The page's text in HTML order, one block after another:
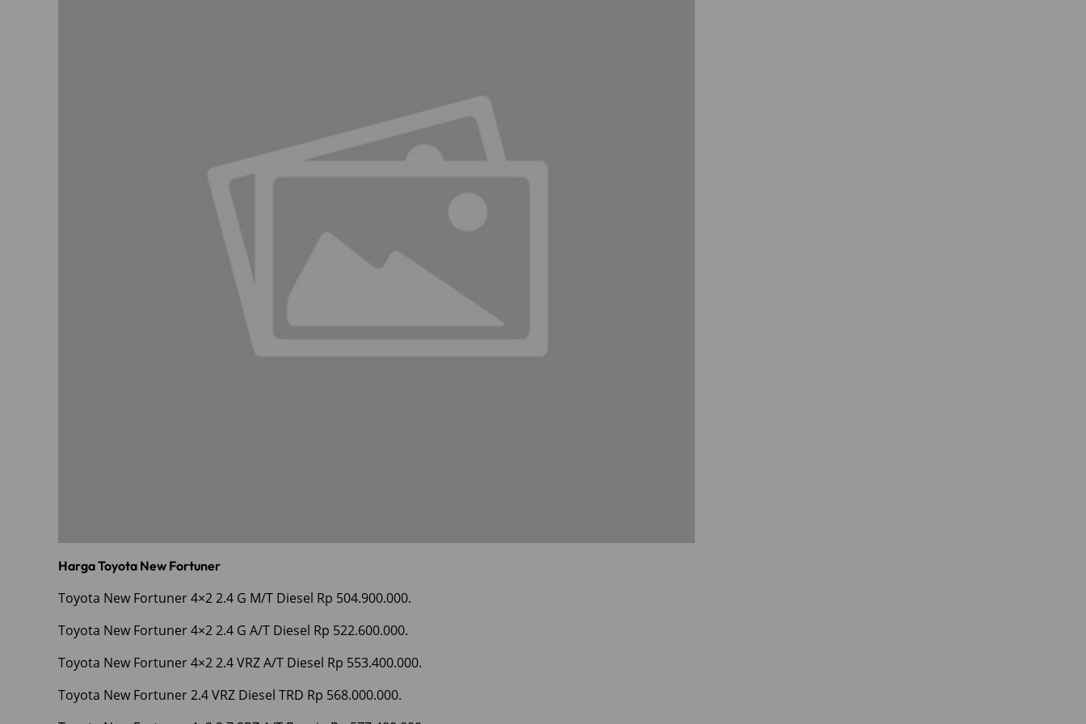
Harga Toyota New Fortuner
Toyota New Fortuner 4×2 2.4 G M/T Diesel Rp 504.900.000.
Toyota New Fortuner 4×2 2.4 G A/T Diesel Rp 522.600.000.
Toyota New Fortuner 4×2 2.4 VRZ A/T Diesel Rp 553.400.000.
Toyota New Fortuner 2.4 VRZ Diesel TRD Rp 568.000.000.